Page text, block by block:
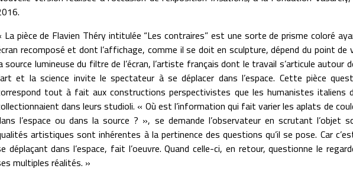
La pièce de Flavien Théry intitulée “Les contraires” est une sorte de prisme coloré
recomposé et dont l’affichage, comme il se doit en sculpture, dépend du point de
source lumineuse du filtre de l’écran, l’artiste français dont le travail s’articule autour
et la science invite le spectateur à se déplacer dans l’espace. Cette pièce
tout à fait aux constructions perspectivistes que les humanistes italiens
dans leurs studioli. « Où est l’information qui fait varier les aplats de
l’espace ou dans la source ? », se demande l’observateur en scrutant l’objet
artistiques sont inhérentes à la pertinence des questions qu’il se pose. Car
déplaçant dans l’espace, fait l’oeuvre. Quand celle-ci, en retour, questionne le
multiples réalités. »